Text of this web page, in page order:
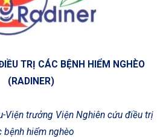
TRỊ CÁC BỆNH HIỂM NGHÈO
(RADINER)
Viện trưởng Viện Nghiên cứu điều trị
bệnh hiểm nghèo